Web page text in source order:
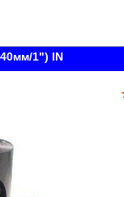
1") IN